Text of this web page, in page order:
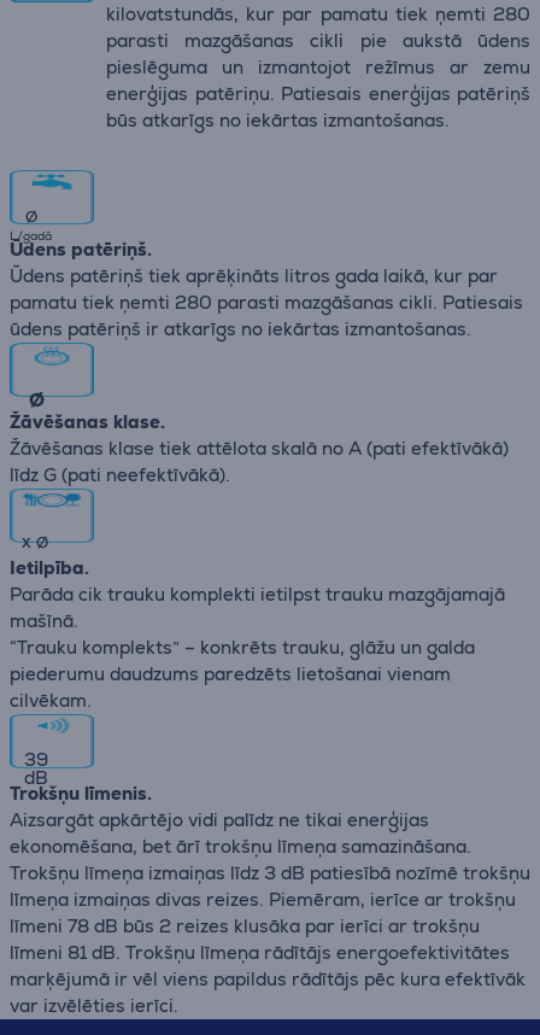
kilovatstundās, kur par pamatu tiek ņemti 280
parasti mazgāšanas cikli pie aukstā ūdens
pieslēguma un izmantojot režīmus ar zemu
enerģijas patēriņu. Patiesais enerģijas patēriņš
būs atkarīgs no iekārtas izmantošanas.
∅
L/gadā
Ūdens patēriņš.
Ūdens patēriņš tiek aprēķināts litros gada laikā, kur par
pamatu tiek ņemti 280 parasti mazgāšanas cikli. Patiesais
ūdens patēriņš ir atkarīgs no iekārtas izmantošanas.
∅
Žāvēšanas klase.
Žāvēšanas klase tiek attēlota skalā no А (pati efektīvākā)
līdz G (pati neefektīvākā).
x∅
Ietilpība.
Parāda cik trauku komplekti ietilpst trauku mazgājamajā
mašīnā.
“Trauku komplekts” – konkrēts trauku, glāžu un galda
piederumu daudzums paredzēts lietošanai vienam
cilvēkam.
39
dB
Trokšņu līmenis.
Aizsargāt apkārtējo vidi palīdz ne tikai enerģijas
ekonomēšana, bet ārī trokšņu līmeņa samazināšana.
Trokšņu līmeņa izmaiņas līdz 3 dB patiesībā nozīmē trokšņu
līmeņa izmaiņas divas reizes. Piemēram, ierīce ar trokšņu
līmeni 78 dB būs 2 reizes klusāka par ierīci ar trokšņu
līmeni 81 dB. Trokšņu līmeņa rādītājs energoefektivitātes
marķējumā ir vēl viens papildus rādītājs pēc kura efektīvāk
var izvēlēties ierīci.